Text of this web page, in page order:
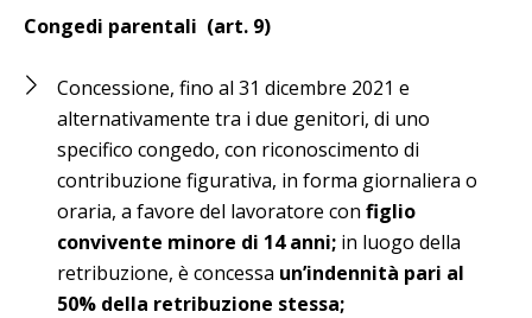
Congedi parentali (art. 9)
Concessione, fino al 31 dicembre 2021 e
alternativamente tra i due genitori, di uno
specifico congedo, con riconoscimento di
contribuzione figurativa, in forma giornaliera o
oraria, a favore del lavoratore con figlio
convivente minore di 14 anni; in luogo della
retribuzione, è concessa un’indennità pari al
50% della retribuzione stessa;